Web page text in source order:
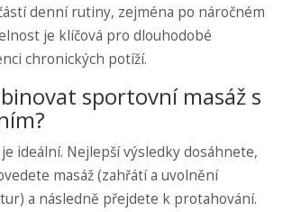
denní rutiny, zejména po náročném
je klíčová pro dlouhodobé
chronických potíží.
sportovní masáž s
ideální. Nejlepší výsledky dosáhnete,
masáž (zahřátí a uvolnění
a následně přejdete k protahování.